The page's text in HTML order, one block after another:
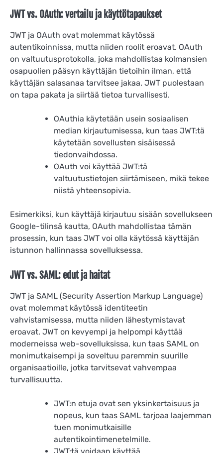
JWT vs. OAuth: vertailu ja käyttötapaukset
JWT ja OAuth ovat molemmat käytössä
autentikoinnissa, mutta niiden roolit eroavat. OAuth
on valtuutusprotokolla, joka mahdollistaa kolmansien
osapuolien pääsyn käyttäjän tietoihin ilman, että
käyttäjän salasanaa tarvitsee jakaa. JWT puolestaan
on tapa pakata ja siirtää tietoa turvallisesti.
OAuthia käytetään usein sosiaalisen
median kirjautumisessa, kun taas JWT:tä
käytetään sovellusten sisäisessä
tiedonvaihdossa.
OAuth voi käyttää JWT:tä
valtuutustietojen siirtämiseen, mikä tekee
niistä yhteensopivia.
Esimerkiksi, kun käyttäjä kirjautuu sisään sovellukseen
Google-tilinsä kautta, OAuth mahdollistaa tämän
prosessin, kun taas JWT voi olla käytössä käyttäjän
istunnon hallinnassa sovelluksessa.
JWT vs. SAML: edut ja haitat
JWT ja SAML (Security Assertion Markup Language)
ovat molemmat käytössä identiteetin
vahvistamisessa, mutta niiden lähestymistavat
eroavat. JWT on kevyempi ja helpompi käyttää
moderneissa web-sovelluksissa, kun taas SAML on
monimutkaisempi ja soveltuu paremmin suurille
organisaatioille, jotka tarvitsevat vahvempaa
turvallisuutta.
JWT:n etuja ovat sen yksinkertaisuus ja
nopeus, kun taas SAML tarjoaa laajemman
tuen monimutkaisille
autentikointimenetelmille.